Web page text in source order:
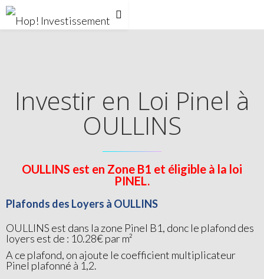
Investir en Loi Pinel à
OULLINS
OULLINS est en Zone B1 et éligible à la loi
PINEL.
Plafonds des Loyers à OULLINS
OULLINS est dans la zone Pinel B1, donc le plafond des
loyers est de : 10.28€ par m²
A ce plafond, on ajoute le coefficient multiplicateur
Pinel plafonné à 1,2.